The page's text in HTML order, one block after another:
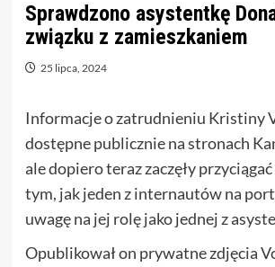
Sprawdzono asystentkę
związku z zamieszkaniem
25 lipca, 2024
Informacje o zatrudnieniu Kristiny
dostępne publicznie na stronach
ale dopiero teraz zaczęły
tym, jak jeden z internautów na
uwagę na jej rolę jako jednej z
Opublikował on prywatne zdjęcia